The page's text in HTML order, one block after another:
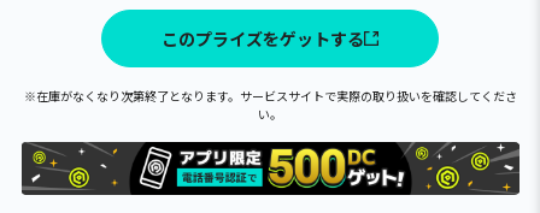
このプライズをゲットする
※在庫がなくなり次第終了となります。サービスサイトで実際の取り扱いを確認してくださ
い。